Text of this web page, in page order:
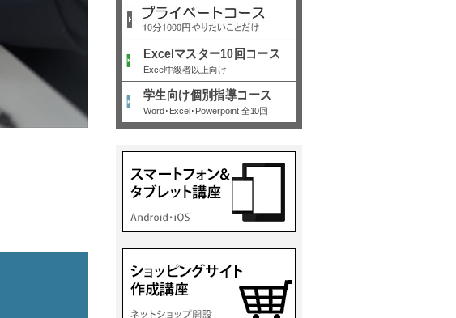
Excelマスター10回コース
Excel中級者以上向け
学生向け個別指導コース
Word･Excel･Powerpoint 全10回